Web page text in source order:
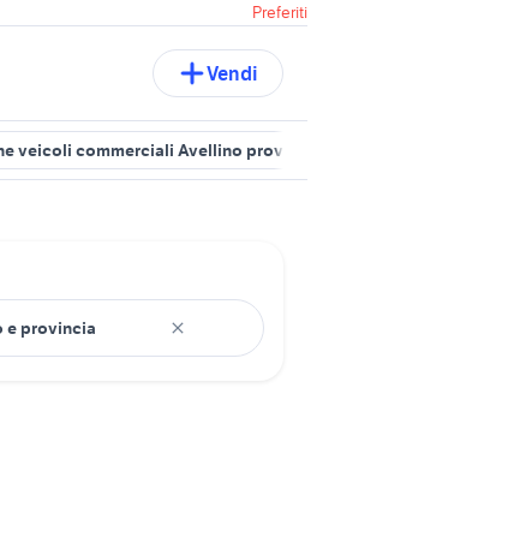
Preferiti
Vendi
veicoli commerciali Avellino provincia